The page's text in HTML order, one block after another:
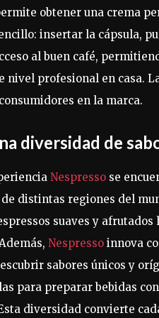
obtener una crema
insertar la cápsula,
al buen café,
nivel profesional en casa.
en la marca.
diversidad de
Nespresso se
distintas regiones del
suaves y
Nespresso innova
sabores únicos y
para preparar bebidas
diversidad convierte